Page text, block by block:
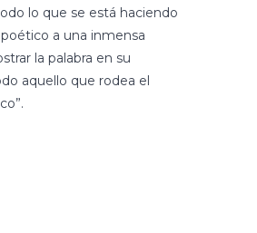
lo que se está haciendo
a una inmensa
la palabra en su
aquello que rodea el